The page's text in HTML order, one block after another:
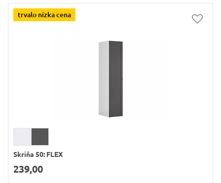
trvalo nízka cena
Skriňa 50: FLEX
239,00